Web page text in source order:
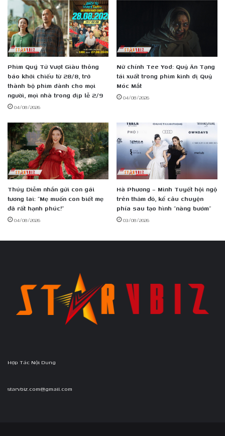
Phim Quý Tử Vượt Giàu thông
báo khởi chiếu từ 28/8, trở
thành bộ phim dành cho mọi
người, mọi nhà trong dịp lễ 2/9
04/08/2026
Nữ chính Tee Yod: Quỷ Ăn Tạng
tái xuất trong phim kinh dị Quỷ
Móc Mắt
04/08/2026
Thúy Diễm nhắn gửi con gái
tương lai: “Mẹ muốn con biết mẹ
đã rất hạnh phúc!”
04/08/2026
Hà Phương – Minh Tuyết hội ngộ
trên thảm đỏ, kể câu chuyện
phía sau tạo hình “nàng bướm”
03/08/2026
Hợp Tác Nội Dung
starvbiz.com@gmail.com